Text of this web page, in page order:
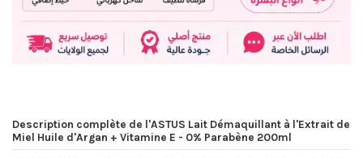
Description complète de l'ASTUS Lait Démaquillant à l'Extrait de
Miel Huile d'Argan + Vitamine E - 0% Parabène 200ml